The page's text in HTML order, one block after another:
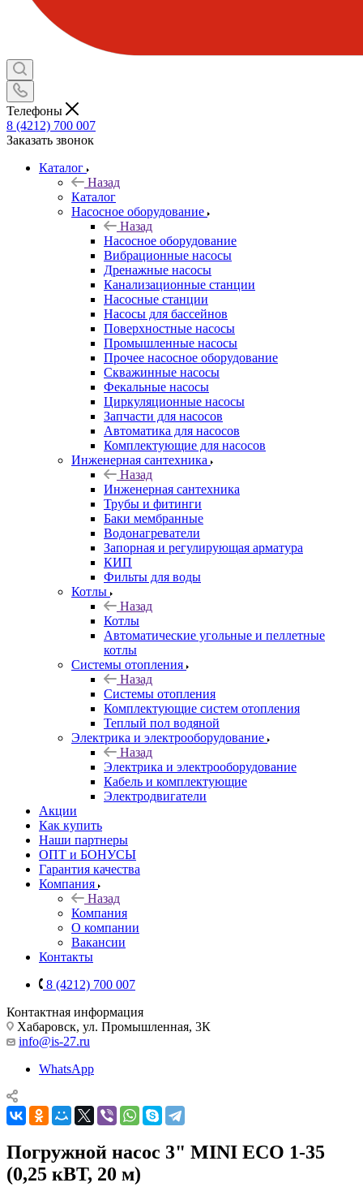
Телефоны
8 (4212) 700 007
Заказать звонок
Каталог
Назад
Каталог
Насосное оборудование
Назад
Насосное оборудование
Вибрационные насосы
Дренажные насосы
Канализационные станции
Насосные станции
Насосы для бассейнов
Поверхностные насосы
Промышленные насосы
Прочее насосное оборудование
Скважинные насосы
Фекальные насосы
Циркуляционные насосы
Запчасти для насосов
Автоматика для насосов
Комплектующие для насосов
Инженерная сантехника
Назад
Инженерная сантехника
Трубы и фитинги
Баки мембранные
Водонагреватели
Запорная и регулирующая арматура
КИП
Фильты для воды
Котлы
Назад
Котлы
Автоматические угольные и пеллетные
котлы
Системы отопления
Назад
Системы отопления
Комплектующие систем отопления
Теплый пол водяной
Электрика и электрооборудование
Назад
Электрика и электрооборудование
Кабель и комплектующие
Электродвигатели
Акции
Как купить
Наши партнеры
ОПТ и БОНУСЫ
Гарантия качества
Компания
Назад
Компания
О компании
Вакансии
Контакты
8 (4212) 700 007
Контактная информация
Хабаровск, ул. Промышленная, 3К
info@is-27.ru
WhatsApp
Погружной насос 3" MINI ECO 1-35
(0,25 кВТ, 20 м)